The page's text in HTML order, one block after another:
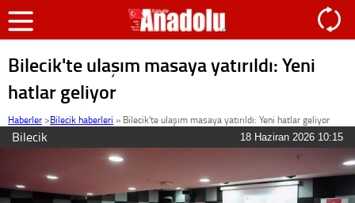
Bilecik'te ulaşım masaya yatırıldı: Yeni
hatlar geliyor
Haberler >Bilecik haberleri » Bilecik'te ulaşım masaya yatırıldı: Yeni hatlar geliyor
Bilecik 18 Haziran 2026 10:15